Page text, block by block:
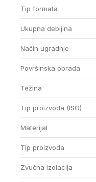
Tip formata
Ukupna debljina
Način ugradnje
Površinska obrada
Težina
Tip proizvoda (ISO)
Materijal
Tip proizvoda
Zvučna izolacija